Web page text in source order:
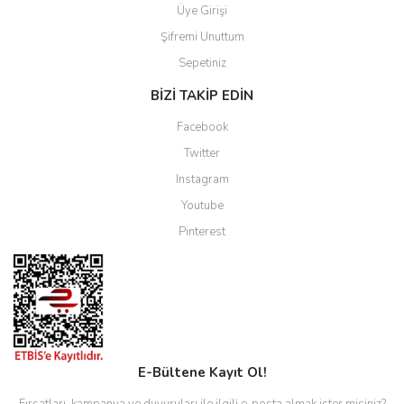
Üye Girişi
Şifremi Unuttum
Sepetiniz
BİZİ TAKİP EDİN
Facebook
Twitter
Instagram
Youtube
Pinterest
E-Bültene Kayıt Ol!